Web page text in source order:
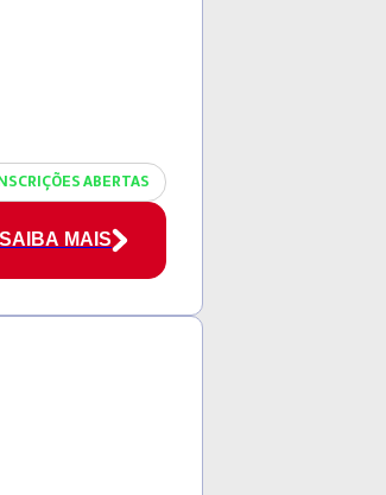
ABERTAS
SAIBA MAIS